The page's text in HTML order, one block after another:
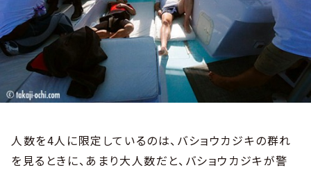
人数を4人に限定しているのは、バショウカジキの群れ
を見るときに、あまり大人数だと、バショウカジキが警